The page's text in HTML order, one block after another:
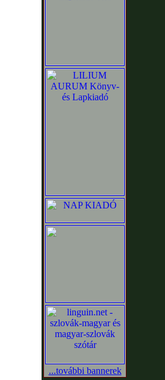
...további bannerek